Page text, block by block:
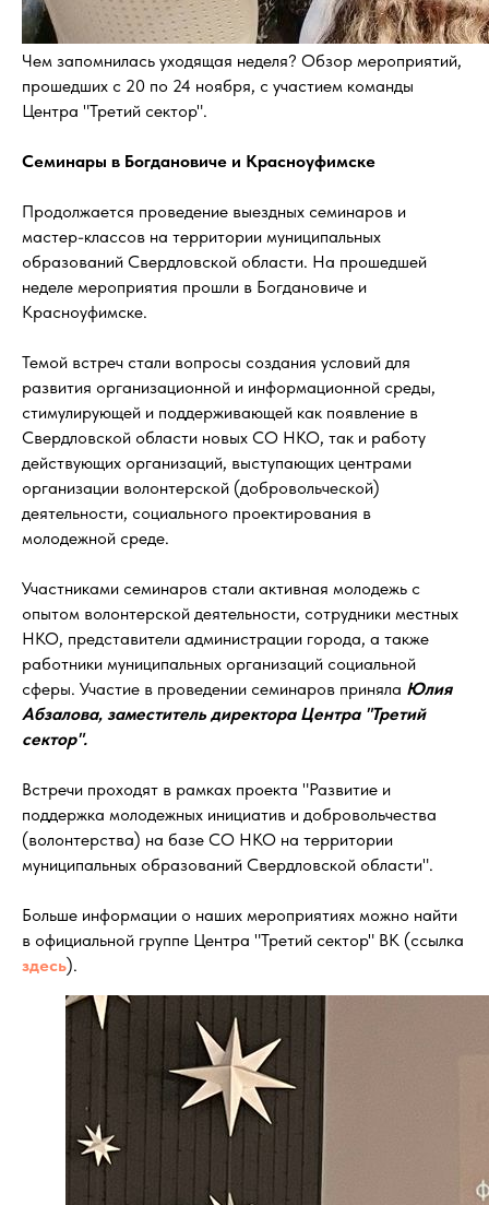
Чем запомнилась уходящая неделя? Обзор мероприятий,
прошедших с 20 по 24 ноября, с участием команды
Центра "Третий сектор".
Семинары в Богдановиче и Красноуфимске
Продолжается проведение выездных семинаров и
мастер-классов на территории муниципальных
образований Свердловской области. На прошедшей
неделе мероприятия прошли в Богдановиче и
Красноуфимске.
Темой встреч стали вопросы создания условий для
развития организационной и информационной среды,
стимулирующей и поддерживающей как появление в
Свердловской области новых СО НКО, так и работу
действующих организаций, выступающих центрами
организации волонтерской (добровольческой)
деятельности, социального проектирования в
молодежной среде.
Участниками семинаров стали активная молодежь с
опытом волонтерской деятельности, сотрудники местных
НКО, представители администрации города, а также
работники муниципальных организаций социальной
сферы. Участие в проведении семинаров приняла Юлия
Абзалова, заместитель директора Центра "Третий
сектор".
Встречи проходят в рамках проекта "Развитие и
поддержка молодежных инициатив и добровольчества
(волонтерства) на базе СО НКО на территории
муниципальных образований Свердловской области".
Больше информации о наших мероприятиях можно найти
в официальной группе Центра "Третий сектор" ВК (ссылка
здесь).